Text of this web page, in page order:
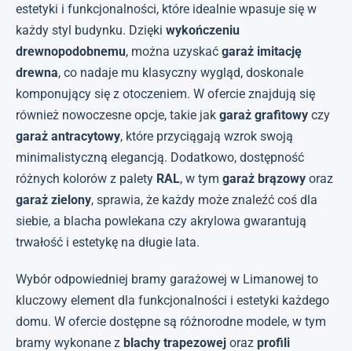
estetyki i funkcjonalności, które idealnie wpasuje się w
każdy styl budynku. Dzięki wykończeniu
drewnopodobnemu, można uzyskać garaż imitację
drewna, co nadaje mu klasyczny wygląd, doskonale
komponujący się z otoczeniem. W ofercie znajdują się
również nowoczesne opcje, takie jak garaż grafitowy czy
garaż antracytowy, które przyciągają wzrok swoją
minimalistyczną elegancją. Dodatkowo, dostępność
różnych kolorów z palety RAL, w tym garaż brązowy oraz
garaż zielony, sprawia, że każdy może znaleźć coś dla
siebie, a blacha powlekana czy akrylowa gwarantują
trwałość i estetykę na długie lata.
Wybór odpowiedniej bramy garażowej w Limanowej to
kluczowy element dla funkcjonalności i estetyki każdego
domu. W ofercie dostępne są różnorodne modele, w tym
bramy wykonane z blachy trapezowej oraz profili